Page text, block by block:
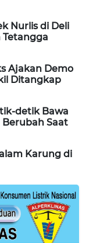
Nurlis di Deli
Tetangga
Ajakan Demo
Ditangkap
detik Bawa
Berubah Saat
Karung di